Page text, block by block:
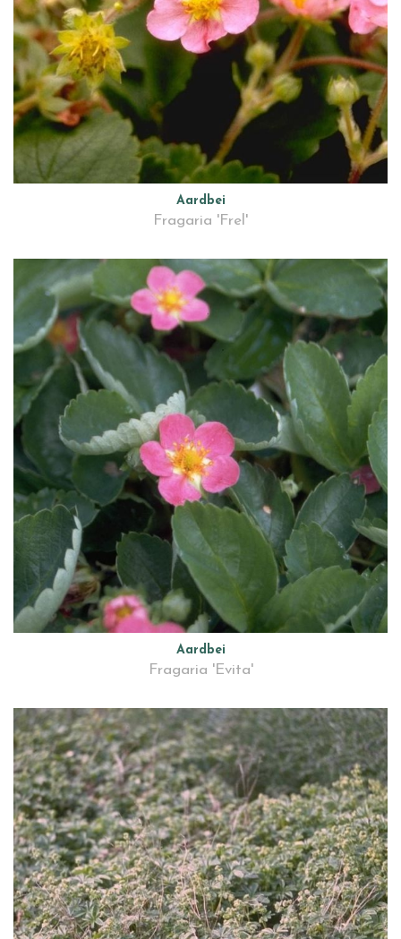
Aardbei
Fragaria 'Frel'
Aardbei
Fragaria 'Evita'